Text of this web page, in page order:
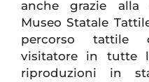
anche grazie alla
Museo Statale
percorso tattile
visitatore in tutte
riproduzioni in